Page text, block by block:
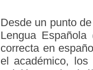
Desde un punto
Lengua Española
correcta en
el académico, los